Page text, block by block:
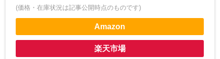
(価格・在庫状況は記事公開時点のものです)
Amazon
楽天市場